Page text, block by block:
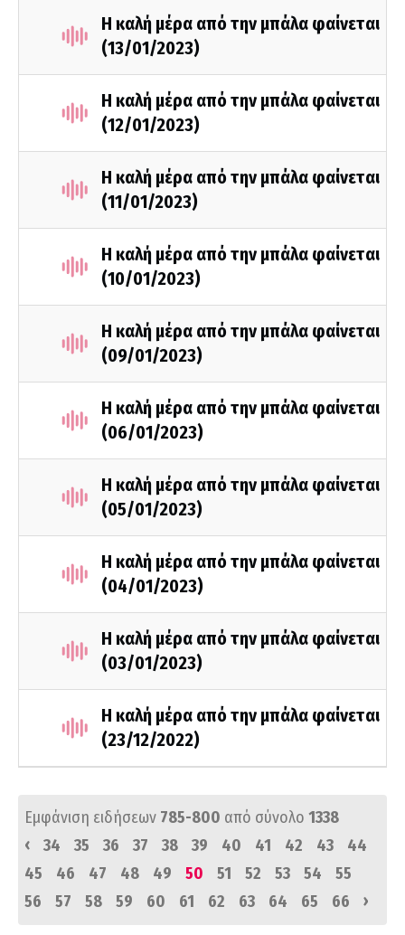
Η καλή μέρα από την μπάλα φαίνεται
(13/01/2023)
Η καλή μέρα από την μπάλα φαίνεται
(12/01/2023)
Η καλή μέρα από την μπάλα φαίνεται
(11/01/2023)
Η καλή μέρα από την μπάλα φαίνεται
(10/01/2023)
Η καλή μέρα από την μπάλα φαίνεται
(09/01/2023)
Η καλή μέρα από την μπάλα φαίνεται
(06/01/2023)
Η καλή μέρα από την μπάλα φαίνεται
(05/01/2023)
Η καλή μέρα από την μπάλα φαίνεται
(04/01/2023)
Η καλή μέρα από την μπάλα φαίνεται
(03/01/2023)
Η καλή μέρα από την μπάλα φαίνεται
(23/12/2022)
Εμφάνιση ειδήσεων 785-800 από σύνολο 1338
‹
34 35 36 37 38 39 40 41 42 43
44
45
46 47 48 49 50 51 52 53 54
55
56
57 58 59 60 61 62 63 64 65 66 ›